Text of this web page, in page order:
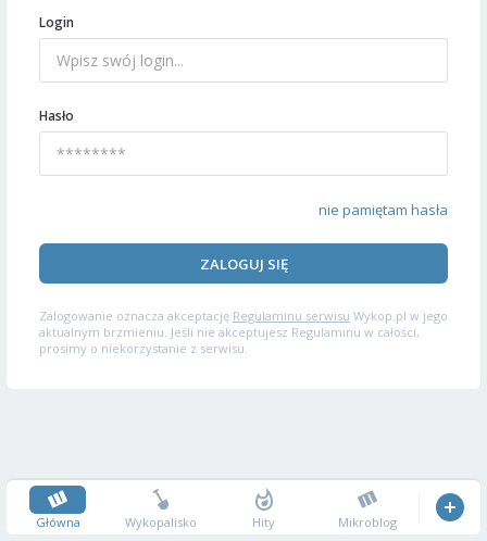
Login
Hasło
nie pamiętam hasła
ZALOGUJ SIĘ
Zalogowanie oznacza akceptację Regulaminu serwisu Wykop.pl w jego
aktualnym brzmieniu. Jeśli nie akceptujesz Regulaminu w całości,
prosimy o niekorzystanie z serwisu.
Główna Wykopalisko Hity Mikroblog